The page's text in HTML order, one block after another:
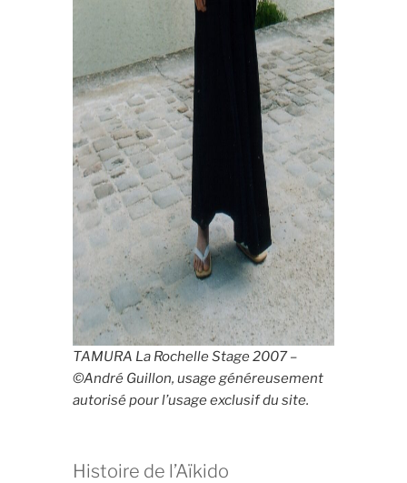
TAMURA La Rochelle Stage 2007 –
©André Guillon, usage généreusement
autorisé pour l’usage exclusif du site.
Histoire de l’Aïkido